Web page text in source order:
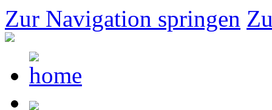
Zur Navigation springen